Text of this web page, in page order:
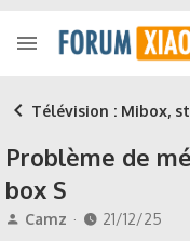
Télévision : Mibox,
Problème de
box S
A
Camz
D
21/12/25